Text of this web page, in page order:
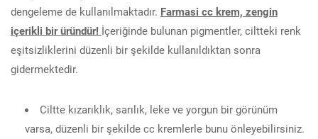
dengeleme de kullanılmaktadır. Farmasi cc krem, zengin
içerikli bir üründür! İçeriğinde bulunan pigmentler, ciltteki renk
eşitsizliklerini düzenli bir şekilde kullanıldıktan sonra
gidermektedir.
Ciltte kızarıklık, sarılık, leke ve yorgun bir görünüm
varsa, düzenli bir şekilde cc kremlerle bunu önleyebilirsiniz.